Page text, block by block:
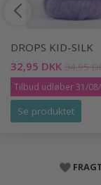
DROPS KID-SILK
32,95 DKK 34,95
Tilbud udløber 31/
Se produktet